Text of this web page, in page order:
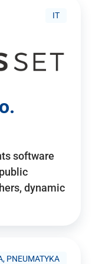
IT
software
dynamic
PNEUMATYKA